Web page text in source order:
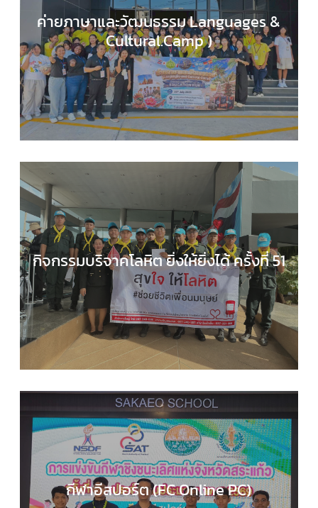
ค่ายภาษาและวัฒนธรรม Languages &
Cultural.Camp )
EDUCATION HUB, กลุ่มสาระการเรียนรู้ภาษาต่างปร
กิจกรรมของเรา , กิจกรรมนักเรียน, ข่าวประชาสัมพัน
กิจกรรมบริจาคโลหิต ยิ่งให้ยิ่งได้ ครั้งที่ 51
กลุ่มบริหารงานทั่วไป, กิจกรรมของเรา, กิจกรรมนักเ
, ข่าวประชาสัมพันธ์
กีฬาอีสปอร์ต (FC Online PC)